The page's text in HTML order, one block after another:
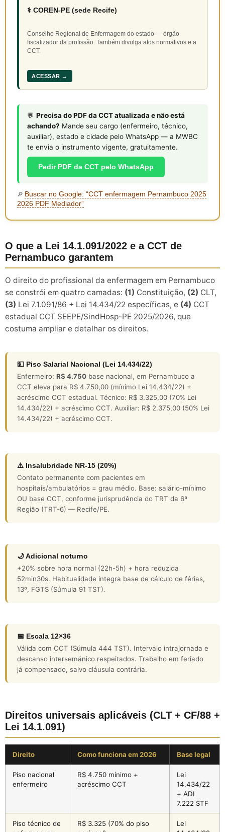
⚕️ COREN-PE (sede Recife)
Conselho Regional de Enfermagem do estado — órgão
fiscalizador da profissão. Também divulga atos normativos e a
CCT.
ACESSAR →
💬 Precisa do PDF da CCT atualizada e não está
achando? Mande seu cargo (enfermeiro, técnico,
auxiliar), estado e cidade pelo WhatsApp — a MWBC
te envia o instrumento vigente, gratuitamente.
Pedir PDF da CCT pelo WhatsApp
🔎 Buscar no Google: “CCT enfermagem Pernambuco 2025
2026 PDF Mediador”
O que a Lei 14.1.091/2022 e a CCT de
Pernambuco garantem
O direito do profissional da enfermagem em Pernambuco
se constrói em quatro camadas: (1) Constituição, (2) CLT,
(3) Lei 7.1.091/86 + Lei 14.434/22 específicas, e (4) CCT
estadual CCT SEEPE/SindHosp-PE 2025/2026, que
costuma ampliar e detalhar os direitos.
💵 Piso Salarial Nacional (Lei 14.434/22)
Enfermeiro: R$ 4.750 base nacional, em Pernambuco a
CCT eleva para R$ 4.750,00 (mínimo Lei 14.434/22) +
acréscimo CCT estadual. Técnico: R$ 3.325,00 (70% Lei
14.434/22) + acréscimo CCT. Auxiliar: R$ 2.375,00 (50% Lei
14.434/22) + acréscimo CCT.
⚠️ Insalubridade NR-15 (20%)
Contato permanente com pacientes em
hospitais/ambulatórios = grau médio. Base: salário-mínimo
OU base CCT, conforme jurisprudência do TRT da 6ª
Região (TRT-6) — Recife/PE.
🌙 Adicional noturno
+20% sobre hora normal (22h-5h) + hora reduzida
52min30s. Habitualidade integra base de cálculo de férias,
13º, FGTS (Súmula 91 TST).
📅 Escala 12×36
Válida com CCT (Súmula 444 TST). Intervalo intrajornada e
descanso intersemánico respeitados. Trabalho em feriado
já compensado, salvo cláusula contrária.
Direitos universais aplicáveis (CLT + CF/88 +
Lei 14.1.091)
Direito Como funciona em 2026 Base legal
Piso nacional
enfermeiro
R$ 4.750 mínimo +
acréscimo CCT
Lei
14.434/22
+ ADI
7.222 STF
Piso técnico de
R$ 3.325 (70% do piso
Lei